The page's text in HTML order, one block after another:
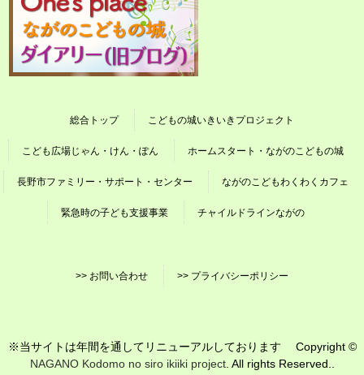
総合トップ こどもの城いきいきプロジェクト
こども広場じゃん・けん・ぽん ホームスタート・ながのこどもの城
長野市ファミリー・サポート・センター ながのこどもわくわくカフェ
緊急時の子ども支援事業 チャイルドラインながの
>> お問い合わせ >> プライバシーポリシー
※当サイトは年間を通してリニューアルしております Copyright ©
NAGANO Kodomo no siro ikiiki project. All rights Reserved..